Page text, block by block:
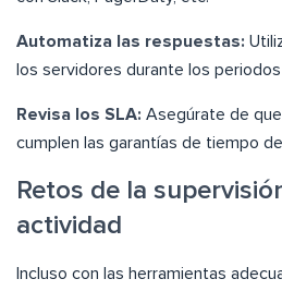
Automatiza las respuestas:
los servidores durante los
Revisa los SLA: Asegúrate de
cumplen las garantías de tiempo
Retos de la
actividad
Incluso con las herramientas